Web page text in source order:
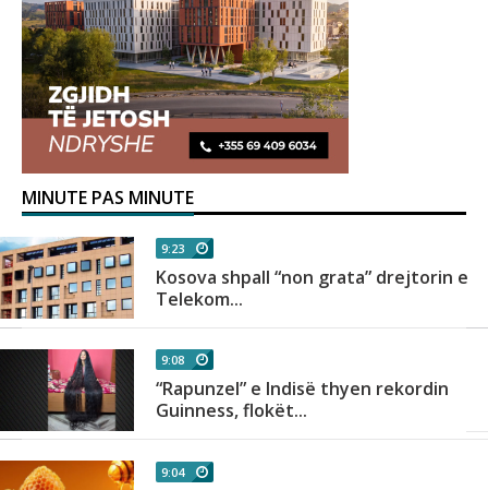
MINUTE PAS MINUTE
9:23
Kosova shpall “non grata” drejtorin e
Telekom...
9:08
“Rapunzel” e Indisë thyen rekordin
Guinness, flokët...
9:04